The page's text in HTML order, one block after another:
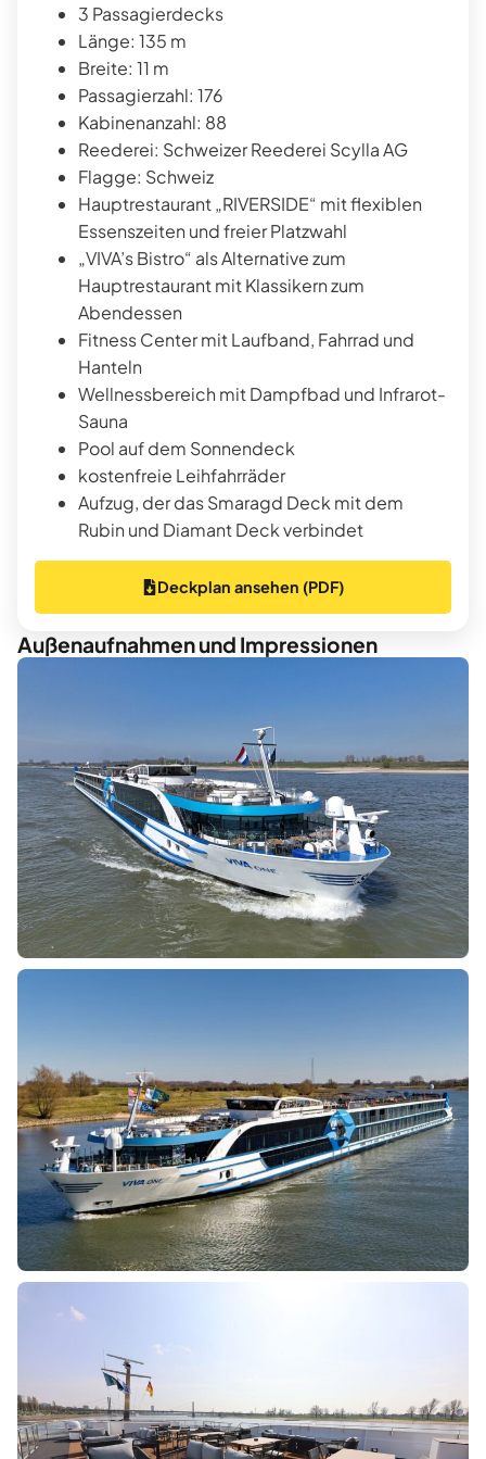
Außenaufnahmen und Impressionen
3 Passagierdecks
Länge: 135 m
Breite: 11 m
Passagierzahl: 176
Kabinenanzahl: 88
Reederei: Schweizer Reederei Scylla AG
Flagge: Schweiz
Hauptrestaurant „RIVERSIDE“ mit flexiblen
Essenszeiten und freier Platzwahl
„VIVA’s Bistro“ als Alternative zum
Hauptrestaurant mit Klassikern zum
Abendessen
Fitness Center mit Laufband, Fahrrad und
Hanteln
Wellnessbereich mit Dampfbad und Infrarot-
Sauna
Pool auf dem Sonnendeck
kostenfreie Leihfahrräder
Aufzug, der das Smaragd Deck mit dem
Rubin und Diamant Deck verbindet
Deckplan ansehen (PDF)